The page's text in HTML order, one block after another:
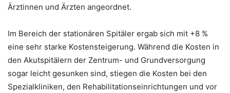
Ärztinnen und Ärzten angeordnet.
Im Bereich der stationären Spitäler ergab sich mit +8 %
eine sehr starke Kostensteigerung. Während die Kosten in
den Akutspitälern der Zentrum- und Grundversorgung
sogar leicht gesunken sind, stiegen die Kosten bei den
Spezialkliniken, den Rehabilitationseinrichtungen und vor